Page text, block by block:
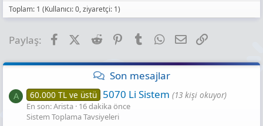
:
Toplam: 1 (Kullanıcı: 0, ziyaretçi: 1)
Paylaş: FacebookX (Twitter)
Reddit PinterestTumblr WhatsApp
E-posta
Son mesajlar
A 60.000 TL ve üstü 5070 Li Sistem (13 kişi okuyor)
En son: Arista 16 dakika önce
Sistem Toplama Tavsiyeleri